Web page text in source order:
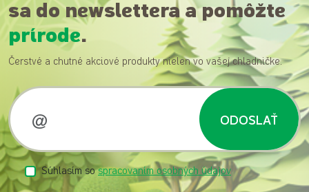
sa do newslettera a pomôžte
prírode.
Čerstvé a chutné akciové produkty nielen vo vašej chladničke.
ODOSLAŤ
Súhlasím sospracovaním osobných údajov